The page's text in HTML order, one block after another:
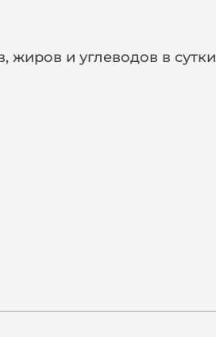
жиров и углеводов в сутки